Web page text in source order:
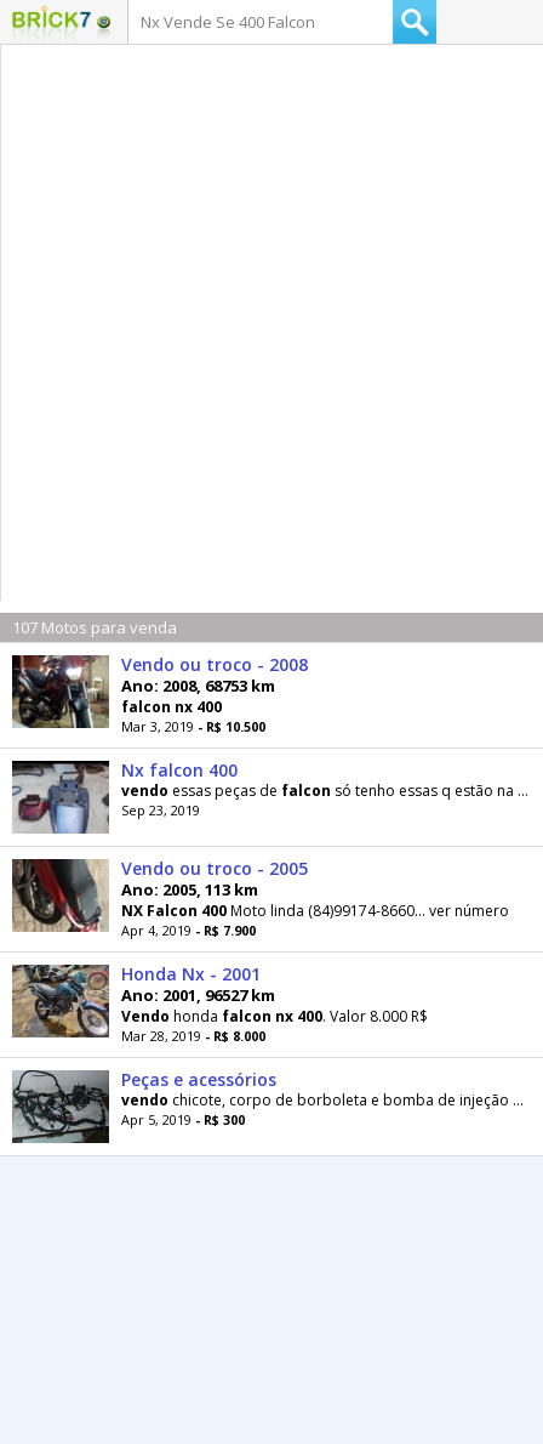
107 Motos para venda
Vendo ou troco - 2008
Ano: 2008, 68753 km
falcon nx 400
Mar 3, 2019 - R$ 10.500
Nx falcon 400
vendo essas peças de falcon só tenho essas q estão na foto sem pergunta besta
Sep 23, 2019
Vendo ou troco - 2005
Ano: 2005, 113 km
NX Falcon 400Moto linda (84)99174-8660... ver número
Apr 4, 2019 - R$ 7.900
Honda Nx - 2001
Ano: 2001, 96527 km
Vendo honda falcon nx 400. Valor 8.000 R$
Mar 28, 2019 - R$ 8.000
Peças e acessórios
vendo chicote, corpo de borboleta e bomba de injeção Nx
Apr 5, 2019 - R$ 300